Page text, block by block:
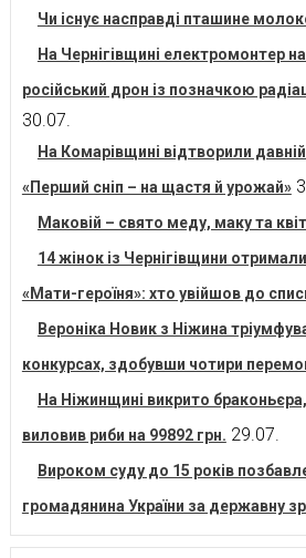
Чи існує насправді пташине
На Чернігівщині електромонтер
російський дрон із позначкою
30.07.
На Комарівщині відтворили
«Перший сніп – на щастя й урожай»
Маковій – свято меду, маку та
14 жінок із Чернігівщини
«Мати-героїня»: хто увійшов до
Вероніка Новик з Ніжина
конкурсах, здобувши чотири
На Ніжинщині викрито
виловив риби на 99892 грн. 29.07.
Вироком суду до 15 років
громадянина України за державну